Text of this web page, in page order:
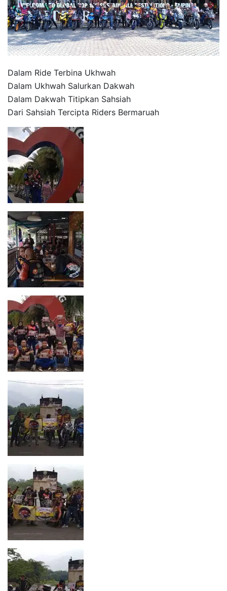
Dalam Ride Terbina Ukhwah
Dalam Ukhwah Salurkan Dakwah
Dalam Dakwah Titipkan Sahsiah
Dari Sahsiah Tercipta Riders Bermaruah